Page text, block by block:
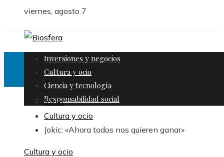
viernes, agosto 7
Inversiones y negocios
Cultura y ocio
Ciencia y tecnología
Responsabilidad social
Inicio
Cultura y ocio
Jokic: «Ahora todos nos quieren ganar»
Cultura y ocio